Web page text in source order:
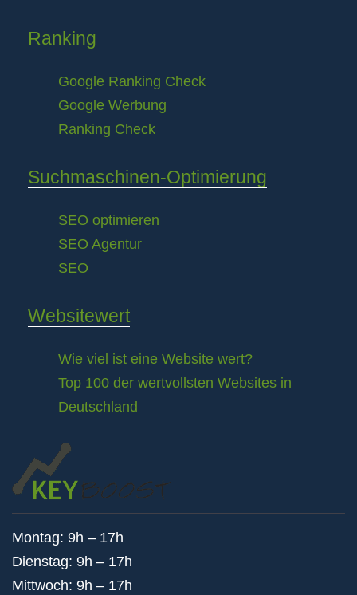
Ranking
Google Ranking Check
Google Werbung
Ranking Check
Suchmaschinen-Optimierung
SEO optimieren
SEO Agentur
SEO
Websitewert
Wie viel ist eine Website wert?
Top 100 der wertvollsten Websites in
Deutschland
Montag: 9h – 17h
Dienstag: 9h – 17h
Mittwoch: 9h – 17h